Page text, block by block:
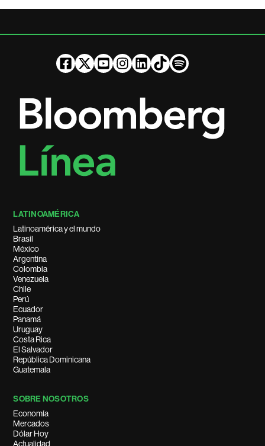
LATINOAMÉRICA
Latinoamérica y el mundo
Brasil
México
Argentina
Colombia
Venezuela
Chile
Perú
Ecuador
Panamá
Uruguay
Costa Rica
El Salvador
República Dominicana
Guatemala
SOBRE NOSOTROS
Economía
Mercados
Dólar Hoy
Actualidad